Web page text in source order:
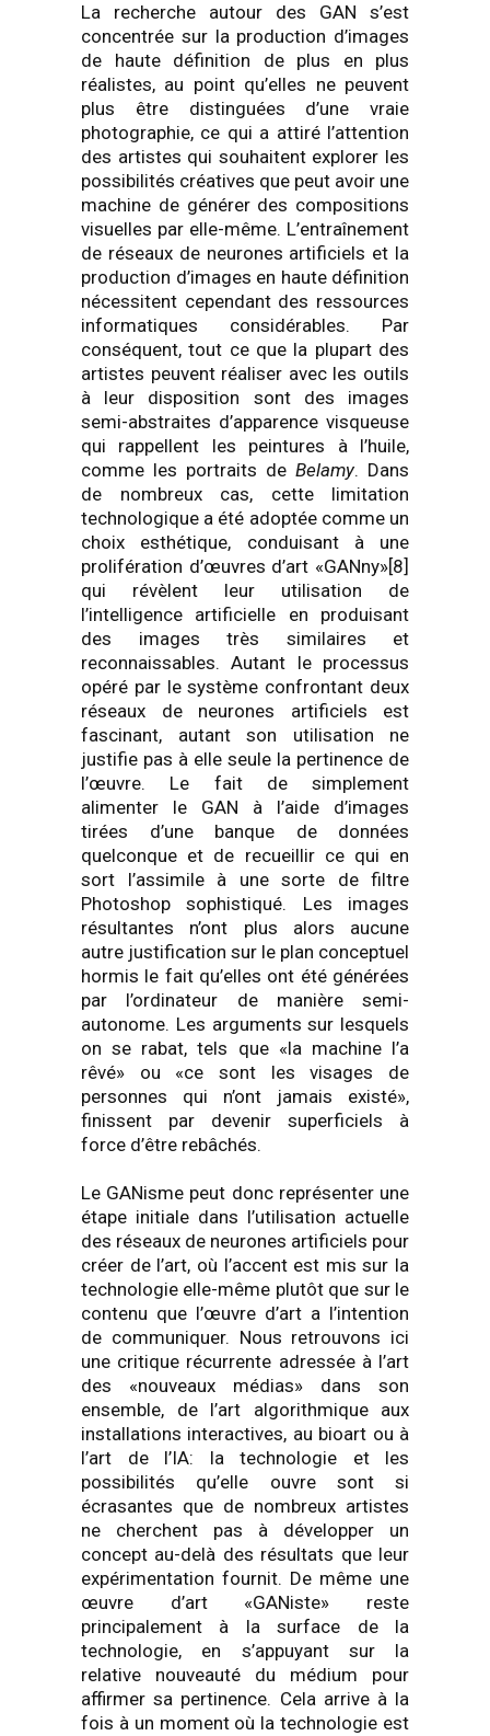
La recherche autour des GAN s’est
concentrée sur la production d’images
de haute définition de plus en plus
réalistes, au point qu’elles ne peuvent
plus être distinguées d’une vraie
photographie, ce qui a attiré l’attention
des artistes qui souhaitent explorer les
possibilités créatives que peut avoir une
machine de générer des compositions
visuelles par elle-même. L’entraînement
de réseaux de neurones artificiels et la
production d’images en haute définition
nécessitent cependant des ressources
informatiques considérables. Par
conséquent, tout ce que la plupart des
artistes peuvent réaliser avec les outils
à leur disposition sont des images
semi-abstraites d’apparence visqueuse
qui rappellent les peintures à l’huile,
comme les portraits de Belamy. Dans
de nombreux cas, cette limitation
technologique a été adoptée comme un
choix esthétique, conduisant à une
prolifération d’œuvres d’art «GANny»[8]
qui révèlent leur utilisation de
l’intelligence artificielle en produisant
des images très similaires et
reconnaissables. Autant le processus
opéré par le système confrontant deux
réseaux de neurones artificiels est
fascinant, autant son utilisation ne
justifie pas à elle seule la pertinence de
l’œuvre. Le fait de simplement
alimenter le GAN à l’aide d’images
tirées d’une banque de données
quelconque et de recueillir ce qui en
sort l’assimile à une sorte de filtre
Photoshop sophistiqué. Les images
résultantes n’ont plus alors aucune
autre justification sur le plan conceptuel
hormis le fait qu’elles ont été générées
par l’ordinateur de manière semi-
autonome. Les arguments sur lesquels
on se rabat, tels que «la machine l’a
rêvé» ou «ce sont les visages de
personnes qui n’ont jamais existé»,
finissent par devenir superficiels à
force d’être rebâchés.
Le GANisme peut donc représenter une
étape initiale dans l’utilisation actuelle
des réseaux de neurones artificiels pour
créer de l’art, où l’accent est mis sur la
technologie elle-même plutôt que sur le
contenu que l’œuvre d’art a l’intention
de communiquer. Nous retrouvons ici
une critique récurrente adressée à l’art
des «nouveaux médias» dans son
ensemble, de l’art algorithmique aux
installations interactives, au bioart ou à
l’art de l’IA: la technologie et les
possibilités qu’elle ouvre sont si
écrasantes que de nombreux artistes
ne cherchent pas à développer un
concept au-delà des résultats que leur
expérimentation fournit. De même une
œuvre d’art «GANiste» reste
principalement à la surface de la
technologie, en s’appuyant sur la
relative nouveauté du médium pour
affirmer sa pertinence. Cela arrive à la
fois à un moment où la technologie est